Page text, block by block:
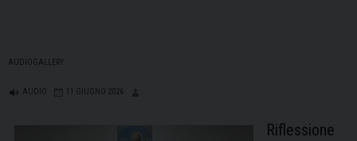
AUDIOGALLERY
AUDIO 11 GIUGNO 2026
Riflessione